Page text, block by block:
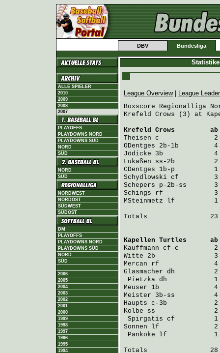
DBV Bundesliga
ALLE SPIELER
2010
2009
2008
2007
PLAYOFFS
PLAYDOWNS NORD
PLAYDOWNS SÜD
NORD
SÜD
NORD
SÜD
NORDWEST
NORDOST
SÜDWEST
SÜDOST
DM
PLAYOFFS
PLAYDOWNS NORD
PLAYDOWNS SÜD
NORD
SÜD
2006
2005
2004
2003
2002
2001
2000
1999
1998
1997
1996
1995
1994
League Overview|
League
Boxscore Regionalliga
Krefeld Crows (3) at
Krefeld Crows
Theisen c              2
ODentges 2b-1b         4
Jödicke 3b             4
Lukaßen ss-2b          2
CDentges 1b-p          1
Schydlowski cf         3
Schepers p-2b-ss       3
Schings rf             3
MSteinmetz lf          1
Totals                23
Kapellen Turtles
ab
Kauffmann cf-c         2
Witte 2b               3
Mercan rf              4
Glasmacher dh          2
Pietzka dh            1
Meuser 1b              4
Meister 3b-ss          4
Haupts c-3b            2
Kolbe ss               2
Spirgatis cf          1
Sonnen lf              2
Pankoke lf            1
Totals                28